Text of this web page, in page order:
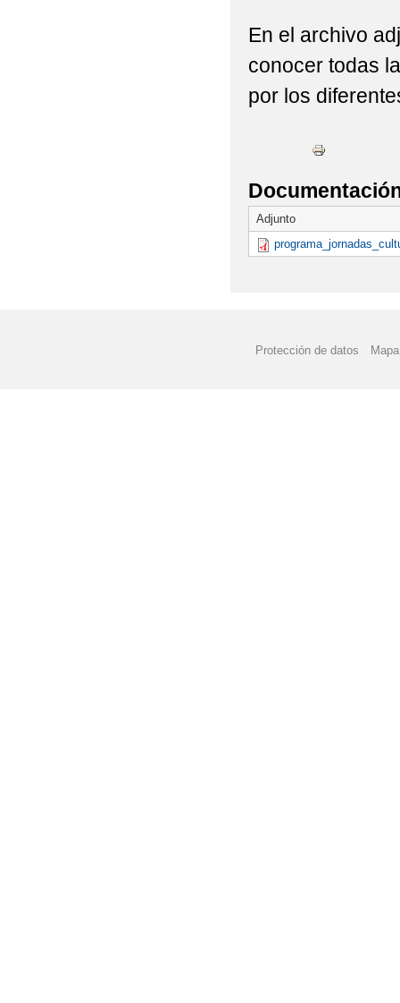
En el archivo
conocer todas
por los
Adjunto
Protección de datos